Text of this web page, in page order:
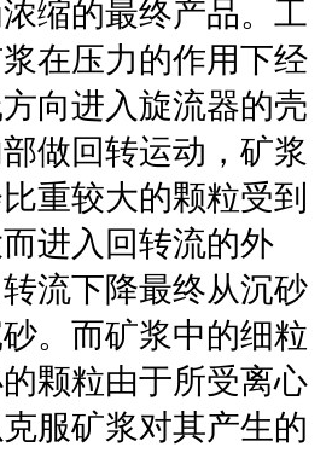
缩的最终产品。工
在压力的作用下经
向进入旋流器的壳
做回转运动，矿浆
重较大的颗粒受到
进入回转流的外
流下降最终从沉砂
。而矿浆中的细粒
颗粒由于所受离心
服矿浆对其产生的